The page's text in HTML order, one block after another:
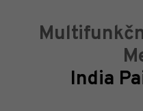
India